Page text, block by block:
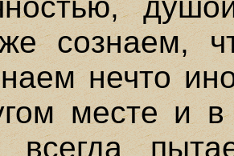
сознаем,
нечто
месте и